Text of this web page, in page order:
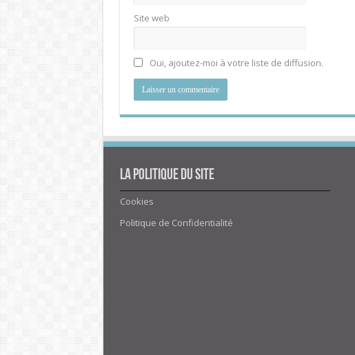
Site web
Oui, ajoutez-moi à votre liste de diffusion.
La politique du site
Cookies
Politique de Confidentialité